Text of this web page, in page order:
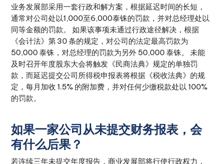
业务发展部采用一套行政和解方案，根据延迟时间的长短，
通常对公司处以1,000至6,000泰铢的罚款，并对总经理处以
同等金额的罚款。 如果该事项未通过行政途径解决，根据
《会计法》第 30 条的规定，对公司的法定最高罚款为
50,000 泰铢，对总经理的罚款为另外 50,000 泰铢。 未能
及时召开年度股东大会将触发《民商法典》规定的单独罚
款，而延迟提交公司所得税申报表将根据《税收法典》的规
定，每月加收 1.5% 的附加费，并对任何少缴税款处以 100%
的罚款。
如果一家公司从未提交财务报表，会
有什么后果？
若连续三年未提交年度报告，商业发展部将行使行政权力，